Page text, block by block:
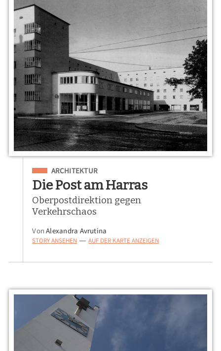
Eingeordnet unter
ARCHITEKTUR
Die Post am Harras
Oberpostdirektion gegen
Verkehrschaos
VonAlexandra Avrutina
STORY ANSEHEN — AUF DER KARTE ANZEIGEN